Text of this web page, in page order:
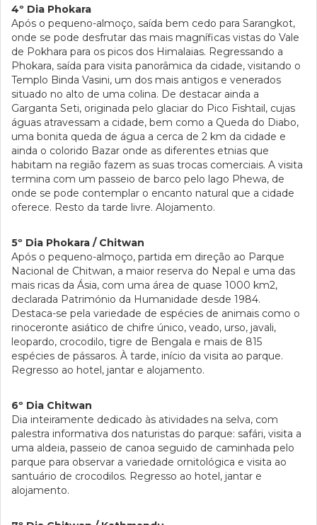
4º Dia Phokara
Após o pequeno-almoço, saída bem cedo para Sarangkot,
onde se pode desfrutar das mais magníficas vistas do Vale
de Pokhara para os picos dos Himalaias. Regressando a
Phokara, saída para visita panorâmica da cidade, visitando o
Templo Binda Vasini, um dos mais antigos e venerados
situado no alto de uma colina. De destacar ainda a
Garganta Seti, originada pelo glaciar do Pico Fishtail, cujas
águas atravessam a cidade, bem como a Queda do Diabo,
uma bonita queda de água a cerca de 2 km da cidade e
ainda o colorido Bazar onde as diferentes etnias que
habitam na região fazem as suas trocas comerciais. A visita
termina com um passeio de barco pelo lago Phewa, de
onde se pode contemplar o encanto natural que a cidade
oferece. Resto da tarde livre. Alojamento.
5º Dia Phokara / Chitwan
Após o pequeno-almoço, partida em direção ao Parque
Nacional de Chitwan, a maior reserva do Nepal e uma das
mais ricas da Ásia, com uma área de quase 1000 km2,
declarada Património da Humanidade desde 1984.
Destaca-se pela variedade de espécies de animais como o
rinoceronte asiático de chifre único, veado, urso, javali,
leopardo, crocodilo, tigre de Bengala e mais de 815
espécies de pássaros. À tarde, início da visita ao parque.
Regresso ao hotel, jantar e alojamento.
6º Dia Chitwan
Dia inteiramente dedicado às atividades na selva, com
palestra informativa dos naturistas do parque: safári, visita a
uma aldeia, passeio de canoa seguido de caminhada pelo
parque para observar a variedade ornitológica e visita ao
santuário de crocodilos. Regresso ao hotel, jantar e
alojamento.